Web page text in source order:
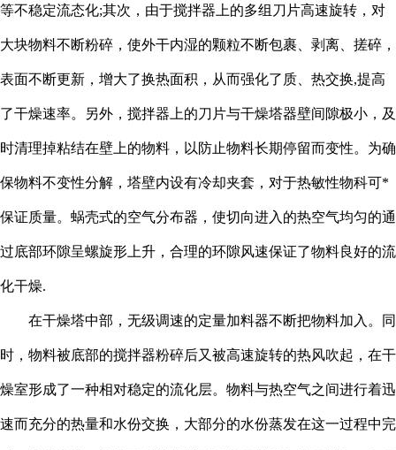
等不稳定流态化;其次，由于搅拌器上的多组刀片高速旋转，对
大块物料不断粉碎，使外干内湿的颗粒不断包裹、剥离、搓碎，
表面不断更新，增大了换热面积，从而强化了质、热交换,提高
了干燥速率。另外，搅拌器上的刀片与干燥塔器壁间隙极小，及
时清理掉粘结在壁上的物料，以防止物料长期停留而变性。为确
保物料不变性分解，塔壁内设有冷却夹套，对于热敏性物科可*
保证质量。蜗壳式的空气分布器，使切向进入的热空气均匀的通
过底部环隙呈螺旋形上升，合理的环隙风速保证了物料良好的流
化干燥.
在干燥塔中部，无级调速的定量加料器不断把物料加入。同
时，物料被底部的搅拌器粉碎后又被高速旋转的热风吹起，在干
燥室形成了一种相对稳定的流化层。物料与热空气之间进行着迅
速而充分的热量和水份交换，大部分的水份蒸发在这一过程中完